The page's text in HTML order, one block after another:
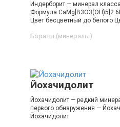
Индерборит — минерал
Формула
Цвет бесцветный до белого
Бораты (минералы)‎
Йохачидолит
Йохачидолит — редкий
первого обнаружения —
Йохачидолит